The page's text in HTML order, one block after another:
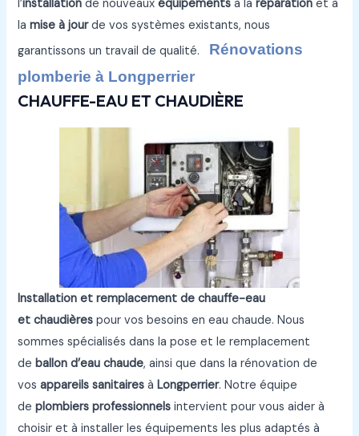
l’installation de nouveauxéquipements à laréparation et à
lamise à jourde vos systèmes existants, nous
garantissons un travail de qualité. Rénovations
plomberie à Longperrier
CHAUFFE-EAU ET CHAUDIÈRE
Installation et remplacement de chauffe-eau
et chaudières pour vos besoins en eau chaude. Nous
sommes spécialisés dans la pose et le remplacement
deballon d’eau chaude, ainsi que dans la rénovation de
vosappareils sanitaires àLongperrier. Notre équipe
deplombiers professionnels intervient pour vous aider à
choisir et à installer les équipements les plus adaptés à